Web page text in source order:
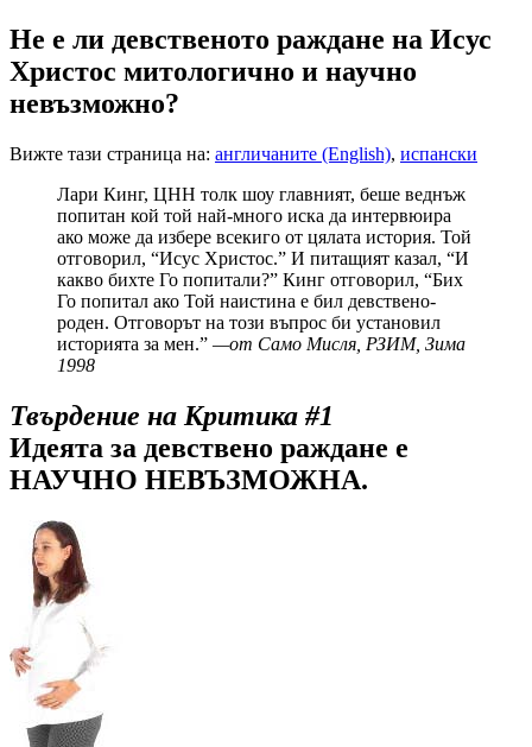
Не е ли девственото раждане на Исус
Христос митологично и научно
невъзможно?
Вижте тази страница на: англичаните (English), испански
Лари Кинг, ЦНН толк шоу главният, беше веднъж
попитан кой той най-много иска да интервюира
ако може да избере всекиго от цялата история. Той
отговорил, “Исус Христос.” И питащият казал, “И
какво бихте Го попитали?” Кинг отговорил, “Бих
Го попитал ако Той наистина е бил девствено-
роден. Отговорът на този въпрос би установил
историята за мен.” —от Само Мисля, РЗИМ, Зима
1998
Твърдение на Критика #1
Идеята за девствено раждане е
НАУЧНО НЕВЪЗМОЖНА.